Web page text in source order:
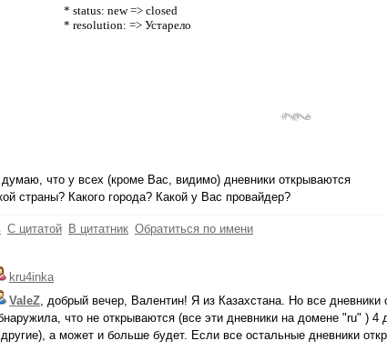
* status: new => closed
* resolution: => Устарело
что у всех (кроме Вас, видимо) дневники открываются
страны? Какого города? Какой у Вас провайдер?
С цитатой В цитатник Обратиться по имени
kru4inka
ValeZ, добрый вечер, Валентин! Я из Казахстана. Но все
что не открываются (все эти дневники на домене "ru" )
а может и больше будет. Если все остальные дневники